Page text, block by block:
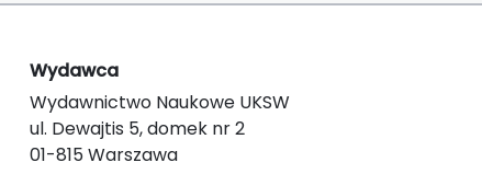
Wydawca
Wydawnictwo Naukowe UKSW
ul. Dewajtis 5, domek nr 2
01-815 Warszawa